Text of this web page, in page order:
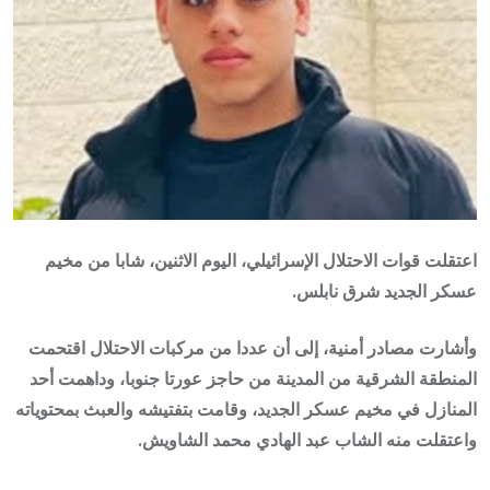
اعتقلت قوات الاحتلال الإسرائيلي، اليوم الاثنين، شابا من مخيم
عسكر الجديد شرق نابلس.
وأشارت مصادر أمنية، إلى أن عددا من مركبات الاحتلال اقتحمت
المنطقة الشرقية من المدينة من حاجز عورتا جنوبا، وداهمت أحد
المنازل في مخيم عسكر الجديد، وقامت بتفتيشه والعبث بمحتوياته
واعتقلت منه الشاب عبد الهادي محمد الشاويش.